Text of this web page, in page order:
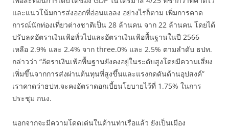
และแนวโน้มการส่งออกที่อ่อนแอลง อย่างไรก็ตาม เพิ่มการคาด
การณ์นักท่องเที่ยวต่างชาติเป็น 28 ล้านคน จาก 22 ล้านคน โดยได้
ปรับลดอัตราเงินเฟ้อทั่วไปและอัตราเงินเฟ้อพื้นฐานในปี 2566
เหลือ 2.9% และ 2.4% จาก three.0% และ 2.5% ตามลำดับ ธปท.
กล่าวว่า “อัตราเงินเฟ้อพื้นฐานยังคงอยู่ในระดับสูงโดยมีความเสี่ยง
เพิ่มขึ้นจากการส่งผ่านต้นทุนที่สูงขึ้นและแรงกดดันด้านอุปสงค์”
เราคาดว่าธปท.จะคงอัตราดอกเบี้ยนโยบายไว้ที่ 1.75% ในการ
ประชุม กนง.
นอกจากจะมีความโดดเด่นในด้านท่าเรือแล้ว ยังเป็นเมือง